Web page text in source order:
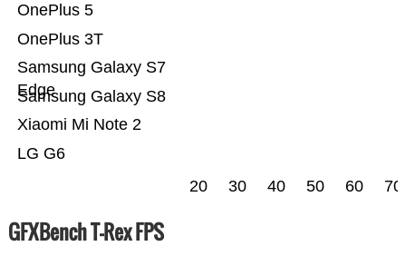
LG G6
Xiaomi Mi Note 2
Samsung Galaxy S8
Samsung Galaxy S7
Edge
OnePlus 3T
OnePlus 5
20 30 40 50 60 70
GFXBench T-Rex FPS